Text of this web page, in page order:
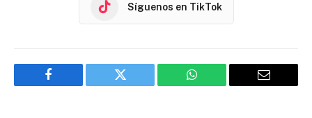
Síguenos en TikTok
Facebook Twitter WhatsApp Email